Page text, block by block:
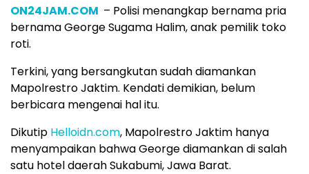
ON24JAM.COM – Polisi menangkap bernama pria
bernama George Sugama Halim, anak pemilik toko
roti.
Terkini, yang bersangkutan sudah diamankan
Mapolrestro Jaktim. Kendati demikian, belum
berbicara mengenai hal itu.
Dikutip Helloidn.com, Mapolrestro Jaktim hanya
menyampaikan bahwa George diamankan di salah
satu hotel daerah Sukabumi, Jawa Barat.